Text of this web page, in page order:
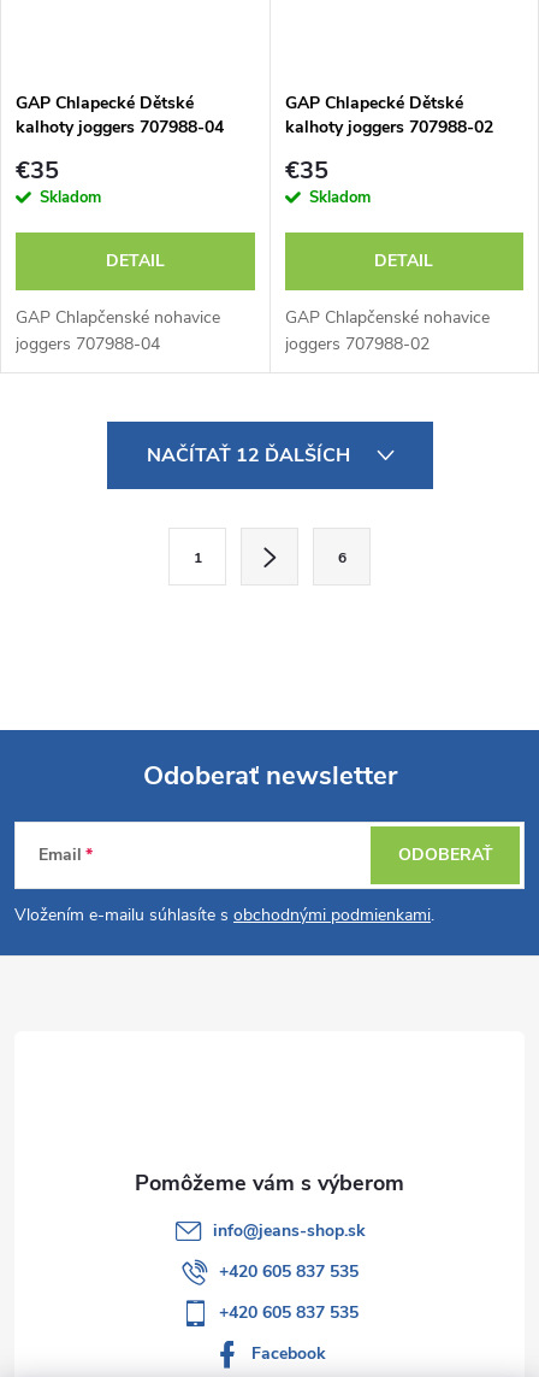
GAP Chlapecké Dětské
kalhoty joggers 707988-04
€35
Skladom
DETAIL
GAP Chlapčenské nohavice
joggers 707988-04
GAP Chlapecké Dětské
kalhoty joggers 707988-02
€35
Skladom
DETAIL
GAP Chlapčenské nohavice
joggers 707988-02
c
e
p
r
NAČÍTAŤ 12 ĎALŠÍCH
a
i
e
1 6
Z
á
p
Odoberať newsletter
Email
Vložením e-mailu súhlasíte s obchodnými podmienkami.
ODOBERAŤ
info@jeans-shop.sk
+420 605 837 535
+420 605 837 535
Facebook